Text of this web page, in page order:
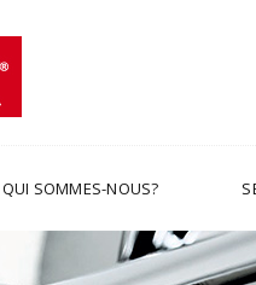
QUI SOMMES-NOUS?